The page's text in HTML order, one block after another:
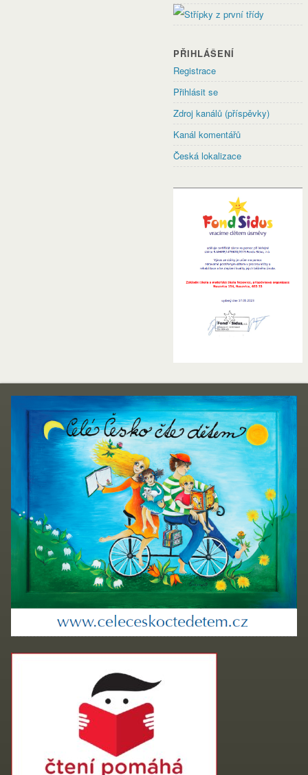
PŘIHLÁŠENÍ
Registrace
Přihlásit se
Zdroj kanálů (příspěvky)
Kanál komentářů
Česká lokalizace